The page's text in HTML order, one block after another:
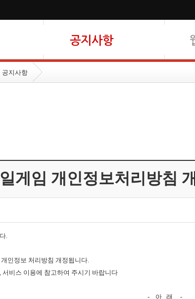
공지사항
게임 개인정보처리방침
.
인정보 처리방침 개정됩니다.
서비스 이용에 참고하여 주시기 바랍니다
- 아 래 -